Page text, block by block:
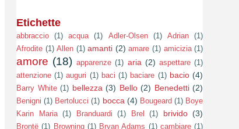
Etichette
abbraccio (1) acqua (1) Adler-Olsen (1) Adrian
(1)
Afrodite (1) Allen (1) amanti (2) amare (1) amicizia (1)
amore (18) apparenze (1) aria (2) aspettare (1)
attenzione (1) auguri (1) baci (1) baciare (1) bacio (4)
Barry White (1) bellezza (3) Bello (2) Benedetti (2)
Benigni (1) Bertolucci (1) bocca (4) Bougeard (1) Boye
Karin Maria (1) Branduardi (1) Brel (1) brivido (3)
Brontë (1) Browning (1) Bryan Adams (1) cambiare (1)